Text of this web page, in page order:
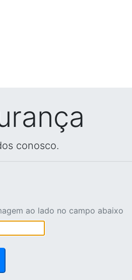
conosco.
ao lado no campo abaixo